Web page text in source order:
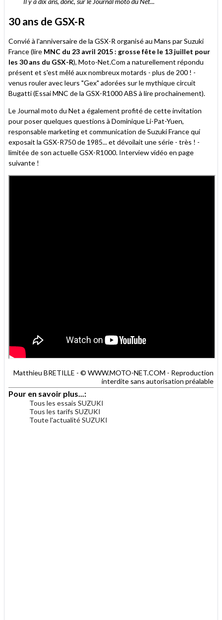
30 ans de GSX-R
Convié à l'anniversaire de la GSX-R organisé au Mans par Suzuki
France (lire MNC du 23 avril 2015 : grosse fête le 13 juillet pour
les 30 ans du GSX-R), Moto-Net.Com a naturellement répondu
présent et s'est mêlé aux nombreux motards - plus de 200 ! -
venus rouler avec leurs "Gex" adorées sur le mythique circuit
Bugatti (Essai MNC de la GSX-R1000 ABS à lire prochainement).
Le Journal moto du Net a également profité de cette invitation
pour poser quelques questions à Dominique Li-Pat-Yuen,
responsable marketing et communication de Suzuki France qui
exposait la GSX-R750 de 1985... et dévoilait une série - très ! -
limitée de son actuelle GSX-R1000. Interview vidéo en page
suivante !
Matthieu BRETILLE - © WWW.MOTO-NET.COM - Reproduction
interdite sans autorisation préalable
Pour en savoir plus...:
Tous les essais SUZUKI
Tous les tarifs SUZUKI
Toute l'actualité SUZUKI